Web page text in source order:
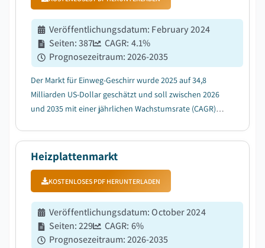
Veröffentlichungsdatum: February 2024
Seiten:387 CAGR: 4.1%
Prognosezeitraum:2026-2035
Der Markt für Einweg-Geschirr wurde 2025 auf 34,8
Milliarden US-Dollar geschätzt und soll zwischen 2026
und 2035 mit einer jährlichen Wachstumsrate (CAGR)
institutionellen und Gesundheitssektoren....
Heizplattenmarkt
KOSTENLOSES PDF HERUNTERLADEN
Veröffentlichungsdatum:October 2024
Seiten:229 CAGR: 6%
Prognosezeitraum:2026-2035